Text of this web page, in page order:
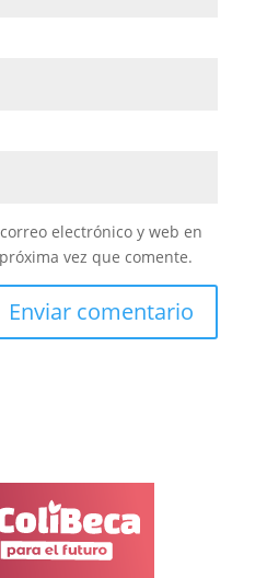
electrónico y web en
vez que comente.